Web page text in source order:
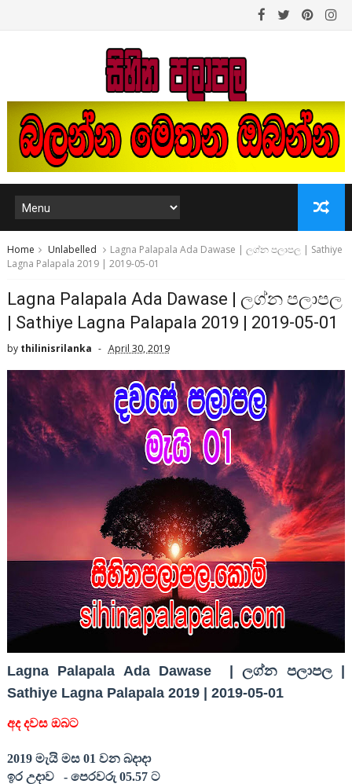
Home Unlabelled
Lagna Palapala Ada Dawase | ලග්න පලාපල | Sathiye
Lagna Palapala 2019 | 2019-05-01
Lagna Palapala Ada Dawase | ලග්න පලාපල
| Sathiye Lagna Palapala 2019 | 2019-05-01
by thilinisrilanka April 30, 2019
Lagna Palapala Ada Dawase | ලග්න පලාපල |
Sathiye Lagna Palapala 2019 | 2019-05-01
අද දවස ඔබට
2019 මැයිමස 01 වන බදාදා
ඉර උදාව
- පෙරවරු 05.57ට